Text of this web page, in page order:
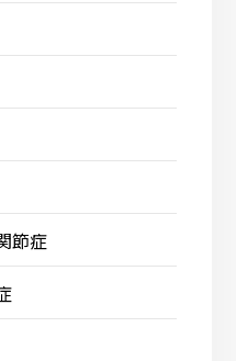
節症